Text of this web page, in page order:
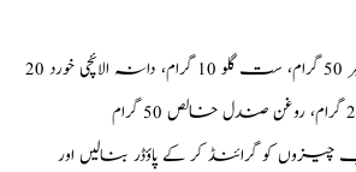
نسخہ الشفاء : طباشیر 50 گرام، ست گلو 10 گرام، دانہ الائچی خورد 20
کو گرائنڈ کر کے پاؤڈر بنالیں اور